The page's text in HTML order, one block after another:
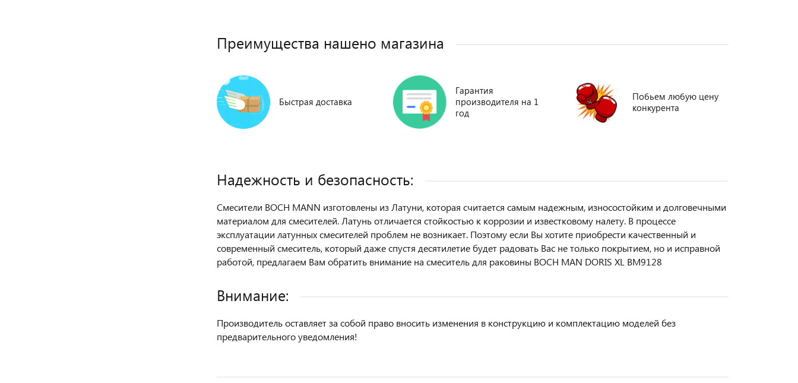
Преимущества нашено магазина
Быстрая доставка
Гарантия
производителя на 1
год
Побьем любую цену
конкурента
Надежность и безопасность:
Смесители BOCH MANN изготовлены из Латуни, которая считается самым надежным, износостойким и долговечными
материалом для смесителей. Латунь отличается стойкостью к коррозии и известковому налету. В процессе
эксплуатации латунных смесителей проблем не возникает. Поэтому если Вы хотите приобрести качественный и
современный смеситель, который даже спустя десятилетие будет радовать Вас не только покрытием, но и исправной
работой, предлагаем Вам обратить внимание на смеситель для раковины BOCH MAN DORIS XL BM9128
Внимание:
Производитель оставляет за собой право вносить изменения в конструкцию и комплектацию моделей без
предварительного уведомления!